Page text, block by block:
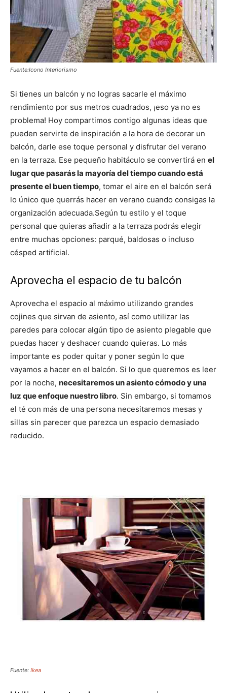
Fuente:Icono Interiorismo
Si tienes un balcón y no logras sacarle el máximo
rendimiento por sus metros cuadrados, ¡eso ya no es
problema! Hoy compartimos contigo algunas ideas que
pueden servirte de inspiración a la hora de decorar un
balcón, darle ese toque personal y disfrutar del verano
en la terraza. Ese pequeño habitáculo se convertirá en el
lugar que pasarás la mayoría del tiempo cuando está
presente el buen tiempo, tomar el aire en el balcón será
lo único que querrás hacer en verano cuando consigas la
organización adecuada.Según tu estilo y el toque
personal que quieras añadir a la terraza podrás elegir
entre muchas opciones: parqué, baldosas o incluso
césped artificial.
Aprovecha el espacio de tu balcón
Aprovecha el espacio al máximo utilizando grandes
cojines que sirvan de asiento, así como utilizar las
paredes para colocar algún tipo de asiento plegable que
puedas hacer y deshacer cuando quieras. Lo más
importante es poder quitar y poner según lo que
vayamos a hacer en el balcón. Si lo que queremos es leer
por la noche, necesitaremos un asiento cómodo y una
luz que enfoque nuestro libro. Sin embargo, si tomamos
el té con más de una persona necesitaremos mesas y
sillas sin parecer que parezca un espacio demasiado
reducido.
Fuente: Ikea